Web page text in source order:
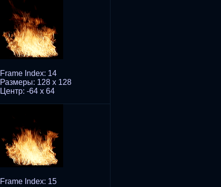
Frame Index: 14
Размеры: 128 x 128
Центр: -64 x 64
Frame Index: 15